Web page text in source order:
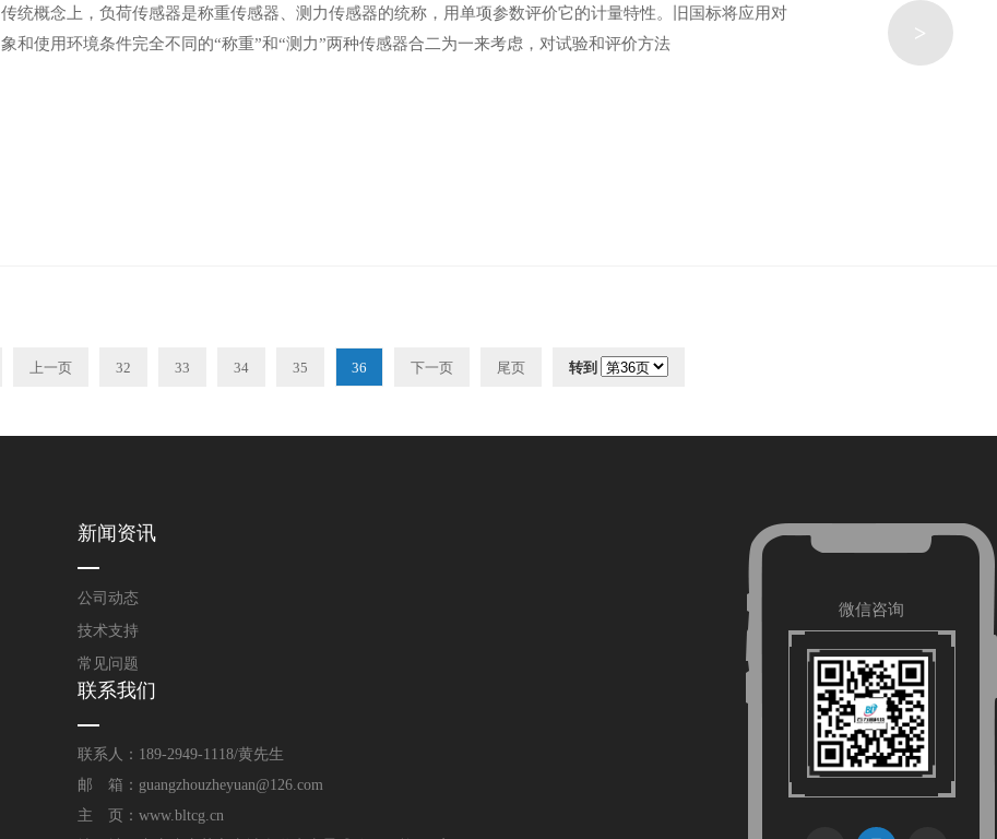
传统概念上，负荷传感器是称重传感器、测力传感器的统称，用单项参数评价它的计量特性。旧国标将应用对
象和使用环境条件完全不同的“称重”和“测力”两种传感器合二为一来考虑，对试验和评价方法
>
上一页 32 33 34 35 36 下一页 尾页 转到
新闻资讯
公司动态
技术支持
常见问题
联系我们
联系人：189-2949-1118/黄先生
邮 箱：guangzhouzheyuan@126.com
主 页：www.bltcg.cn
关注小程序